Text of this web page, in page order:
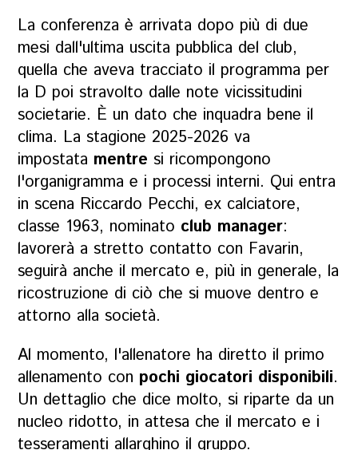
La conferenza è arrivata dopo più di due
mesi dall'ultima uscita pubblica del club,
quella che aveva tracciato il programma per
la D poi stravolto dalle note vicissitudini
societarie. È un dato che inquadra bene il
clima. La stagione 2025-2026 va
impostata mentre si ricompongono
l'organigramma e i processi interni. Qui entra
in scena Riccardo Pecchi, ex calciatore,
classe 1963, nominato club manager:
lavorerà a stretto contatto con Favarin,
seguirà anche il mercato e, più in generale, la
ricostruzione di ciò che si muove dentro e
attorno alla società.
Al momento, l'allenatore ha diretto il primo
allenamento con pochi giocatori disponibili.
Un dettaglio che dice molto, si riparte da un
nucleo ridotto, in attesa che il mercato e i
tesseramenti allarghino il gruppo.